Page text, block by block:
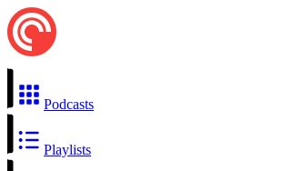
Podcasts
Playlists